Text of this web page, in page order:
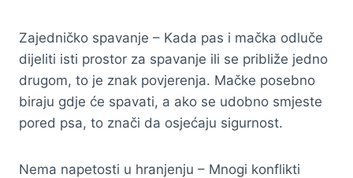
Zajedničko spavanje – Kada pas i mačka odluče
dijeliti isti prostor za spavanje ili se približe jedno
drugom, to je znak povjerenja. Mačke posebno
biraju gdje će spavati, a ako se udobno smjeste
pored psa, to znači da osjećaju sigurnost.
Nema napetosti u hranjenju – Mnogi konflikti